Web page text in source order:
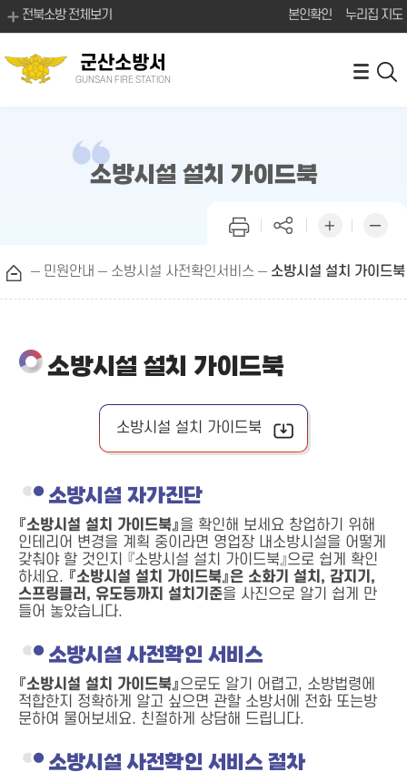
전북소방 전체보기 본인확인 누리집 지도
군산소방서
GUNSAN FIRE STATION
소방시설 설치 가이드북
민원안내 소방시설 사전확인서비스 소방시설 설치 가이드북
소방시설 설치 가이드북
소방시설 설치 가이드북
소방시설 자가진단
『소방시설 설치 가이드북』을 확인해 보세요 창업하기 위해
인테리어 변경을 계획 중이라면 영업장 내소방시설을 어떻게
갖춰야 할 것인지 『소방시설 설치 가이드북』으로 쉽게 확인
하세요. 『소방시설 설치 가이드북』은 소화기 설치, 감지기,
스프링클러, 유도등까지 설치기준을 사진으로 알기 쉽게 만
들어 놓았습니다.
소방시설 사전확인 서비스
『소방시설 설치 가이드북』으로도 알기 어렵고, 소방법령에
적합한지 정확하게 알고 싶으면 관할 소방서에 전화 또는방
문하여 물어보세요. 친절하게 상담해 드립니다.
소방시설 사전확인 서비스 절차